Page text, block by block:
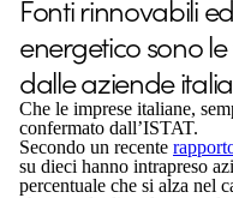
Fonti rinnovabili
energetico sono
dalle aziende
Che le imprese italiane,
confermato dall’ISTAT.
Secondo un recente
su dieci hanno intrapreso
percentuale che si alza nel